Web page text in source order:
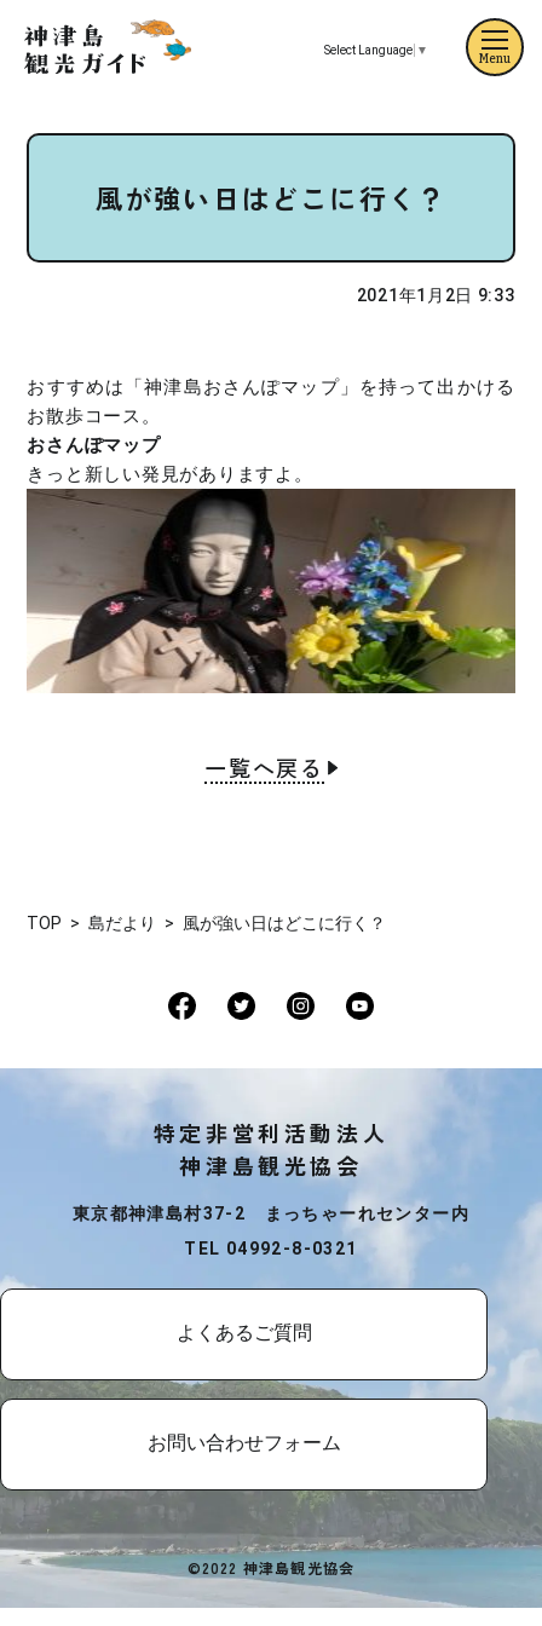
Select Language ▼
風が強い日はどこに行く？
2021年1月2日 9:33
おすすめは「神津島おさんぽマップ」を持って出かける
お散歩コース。
おさんぽマップ
きっと新しい発見がありますよ。
一覧へ戻る
TOP 島だより 風が強い日はどこに行く？
特定非営利活動法人
神津島観光協会
東京都神津島村37-2 まっちゃーれセンター内
TEL 04992-8-0321
よくあるご質問
お問い合わせフォーム
©2022 神津島観光協会
Menu